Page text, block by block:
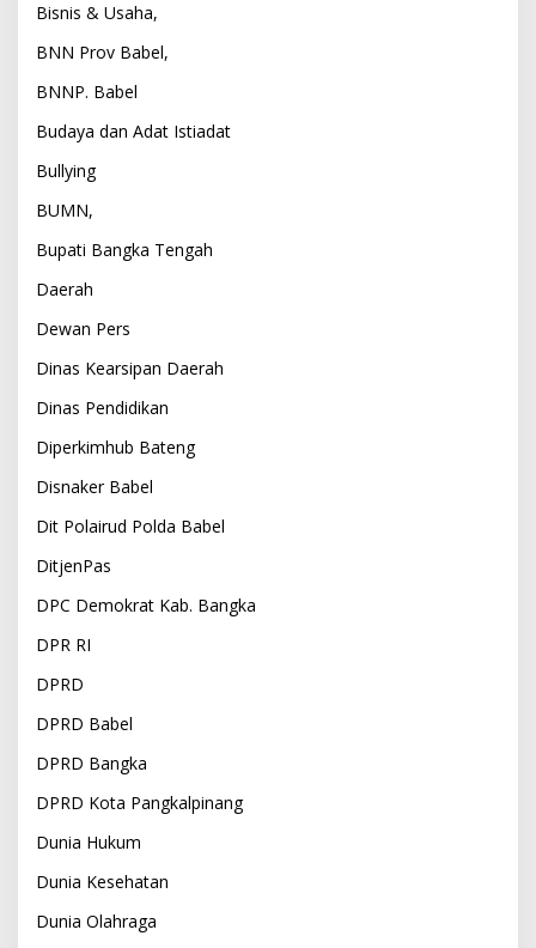
Bisnis & Usaha,
BNN Prov Babel,
BNNP. Babel
Budaya dan Adat Istiadat
Bullying
BUMN,
Bupati Bangka Tengah
Daerah
Dewan Pers
Dinas Kearsipan Daerah
Dinas Pendidikan
Diperkimhub Bateng
Disnaker Babel
Dit Polairud Polda Babel
DitjenPas
DPC Demokrat Kab. Bangka
DPR RI
DPRD
DPRD Babel
DPRD Bangka
DPRD Kota Pangkalpinang
Dunia Hukum
Dunia Kesehatan
Dunia Olahraga